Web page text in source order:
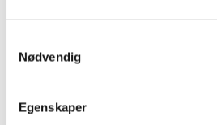
Nødvendig
Egenskaper
Abonner på Fritt Ords
Motta nyheter om utlysninger,
og priser og invitasjoner til våre